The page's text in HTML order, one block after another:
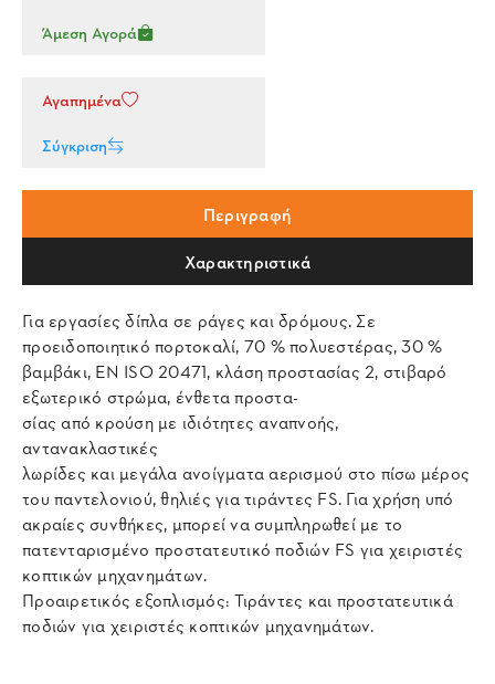
Άμεση Αγορά
Αγαπημένα
Σύγκριση
Περιγραφή
Χαρακτηριστικά
Για εργασίες δίπλα σε ράγες και δρόμους. Σε
προειδοποιητικό πορτοκαλί, 70 % πολυεστέρας, 30 %
βαμβάκι, EN ISO 20471, κλάση προστασίας 2, στιβαρό
εξωτερικό στρώμα, ένθετα προστα-
σίας από κρούση με ιδιότητες αναπνοής,
αντανακλαστικές
λωρίδες και μεγάλα ανοίγματα αερισμού στο πίσω μέρος
του παντελονιού, θηλιές για τιράντες FS. Για χρήση υπό
ακραίες συνθήκες, μπορεί να συμπληρωθεί με το
πατενταρισμένο προστατευτικό ποδιών FS για χειριστές
κοπτικών μηχανημάτων.
Προαιρετικός εξοπλισμός: Τιράντες και προστατευτικά
ποδιών για χειριστές κοπτικών μηχανημάτων.